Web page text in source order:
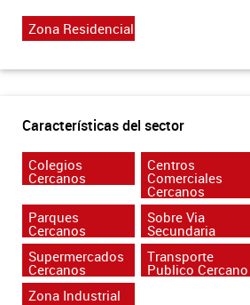
Zona Residencial
Características del sector
Colegios
Cercanos
Centros
Comerciales
Cercanos
Parques
Cercanos
Sobre Via
Secundaria
Supermercados
Cercanos
Transporte
Publico Cercano
Zona Industrial